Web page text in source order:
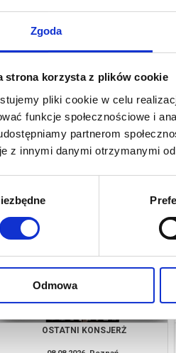
Zgoda
strona korzysta z plików cookie
pliki cookie w celu
funkcje społecznościowe i
partnerom
z innymi danymi otrzymanymi
Odmowa
CHŁOPIEC NA KRAŃCACH ŚWIATA |
kup bilet
OSTATNI KONSJERŻ